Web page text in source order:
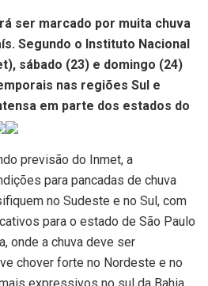
ser marcado por muita chuva
Segundo o Instituto Nacional
sábado (23) e domingo (24)
nas regiões Sul e
em parte dos estados do
previsão do Inmet, a
para pancadas de chuva
no Sudeste e no Sul, com
para o estado de São Paulo
onde a chuva deve ser
chover forte no Nordeste e no